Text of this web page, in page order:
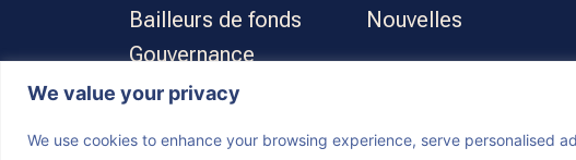
We value your privacy
We use cookies to enhance your browsing experience, serve personalised
Bailleurs de fonds
Gouvernance
Nouvelles